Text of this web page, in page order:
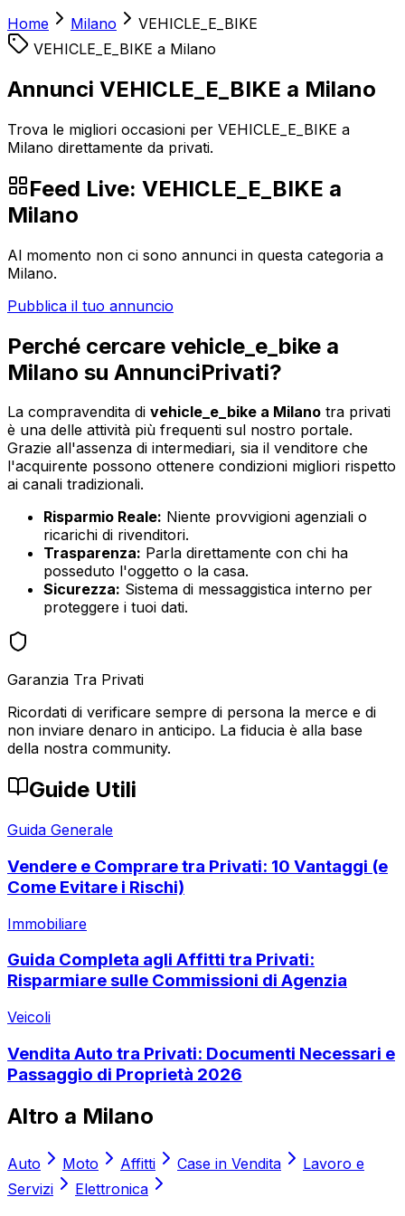
Home Milano
VEHICLE_E_BIKE
VEHICLE_E_BIKE a Milano
Annunci VEHICLE_E_BIKE a Milano
Trova le migliori occasioni per VEHICLE_E_BIKE a
Milano direttamente da privati.
Feed Live: VEHICLE_E_BIKE a
Milano
Al momento non ci sono annunci in questa categoria a
Milano.
Pubblica il tuo annuncio
Perché cercare vehicle_e_bike a
Milano su AnnunciPrivati?
La compravendita di vehicle_e_bike a Milano tra privati
è una delle attività più frequenti sul nostro portale.
Grazie all'assenza di intermediari, sia il venditore che
l'acquirente possono ottenere condizioni migliori rispetto
ai canali tradizionali.
Risparmio Reale: Niente provvigioni agenziali o
ricarichi di rivenditori.
Trasparenza: Parla direttamente con chi ha
posseduto l'oggetto o la casa.
Sicurezza: Sistema di messaggistica interno per
proteggere i tuoi dati.
Garanzia Tra Privati
Ricordati di verificare sempre di persona la merce e di
non inviare denaro in anticipo. La fiducia è alla base
della nostra community.
Guide Utili
Guida Generale
Vendere e Comprare tra Privati: 10 Vantaggi (e
Come Evitare i Rischi)
Immobiliare
Guida Completa agli Affitti tra Privati:
Risparmiare sulle Commissioni di Agenzia
Veicoli
Vendita Auto tra Privati: Documenti Necessari e
Passaggio di Proprietà 2026
Altro a Milano
Auto Moto Affitti Case in Vendita
Lavoro e
Servizi
Elettronica